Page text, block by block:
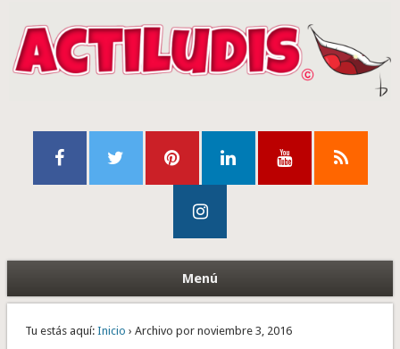
Menú
Tu estás aquí: Inicio › Archivo por noviembre 3, 2016